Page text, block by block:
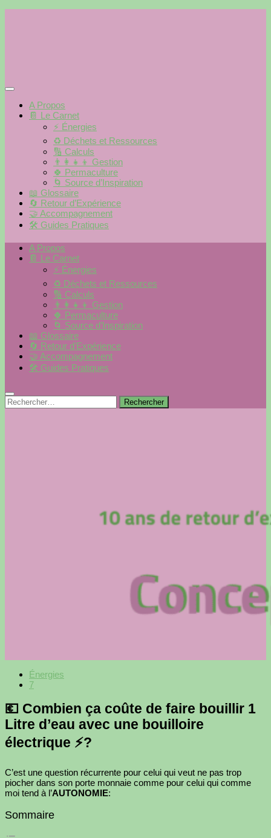
A Propos
📔 Le Carnet
⚡️ Énergies
♻️ Déchets et Ressources
🔢 Calculs
👨‍👩‍👧‍👦 Gestion
🍀 Permaculture
🌀 Source d’Inspiration
📖 Glossaire
🔄 Retour d’Expérience
🤝 Accompagnement
🛠 Guides Pratiques
A Propos
📔 Le Carnet
⚡️ Énergies
♻️ Déchets et Ressources
🔢 Calculs
👨‍👩‍👧‍👦 Gestion
🍀 Permaculture
🌀 Source d’Inspiration
📖 Glossaire
🔄 Retour d’Expérience
🤝 Accompagnement
🛠 Guides Pratiques
Rechercher :
Énergies
7
💶 Combien ça coûte de faire bouillir 1
Litre d’eau avec une bouilloire
électrique ⚡?
C’est une question récurrente pour celui qui veut ne pas trop
piocher dans son porte monnaie comme pour celui qui comme
moi tend à l’AUTONOMIE:
Sommaire